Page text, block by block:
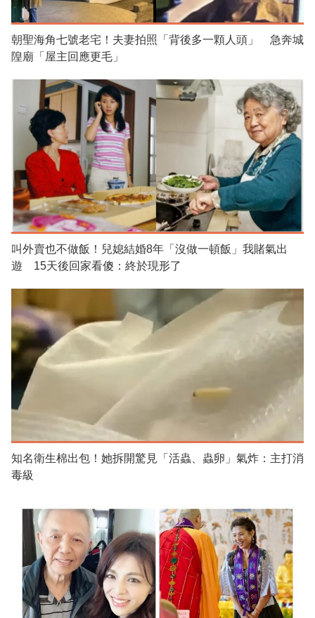
朝聖海角七號老宅！夫妻拍照「背後多一顆人頭」 急奔城
隍廟「屋主回應更毛」
叫外賣也不做飯！兒媳結婚8年「沒做一頓飯」我賭氣出
遊 15天後回家看傻：終於現形了
知名衛生棉出包！她拆開驚見「活蟲、蟲卵」氣炸：主打消
毒級